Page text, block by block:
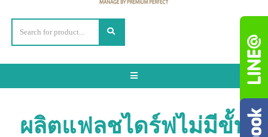
Toggle
ผลิตแฟลชไดร์ฟไม่มีขั้น